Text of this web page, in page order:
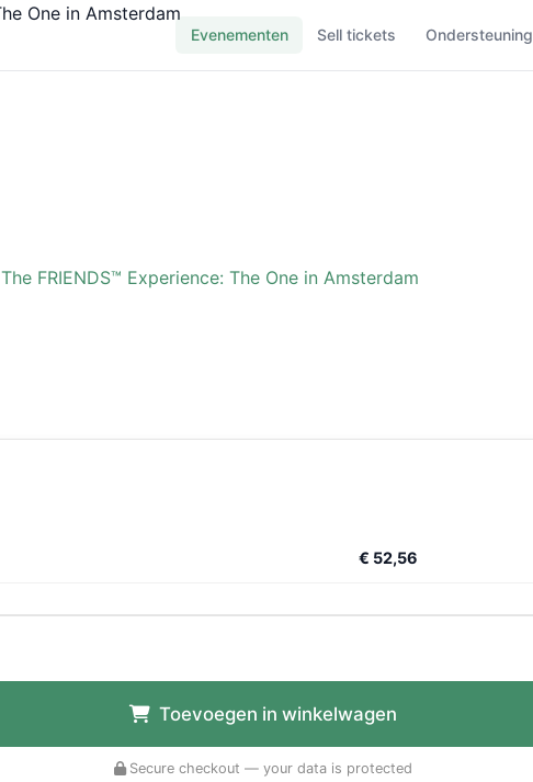
Evenementen Sell tickets Ondersteuning
The FRIENDS™ Experience: The One in Amsterdam
€ 52,56
Toevoegen in winkelwagen
Secure checkout — your data is protected